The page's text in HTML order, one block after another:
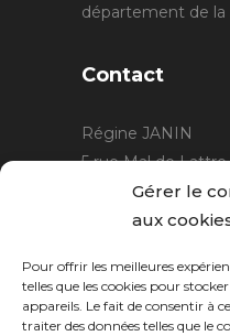
Gérer le
aux
Pour offrir les meilleures
telles que les cookies pour
appareils. Le fait de consentir à
traiter des données telles que le
département de la
Contact
Régine JANIN
5 rue Mal de Lattre
21220 Gevrey
06 15 15 80 29
Horaires :sur